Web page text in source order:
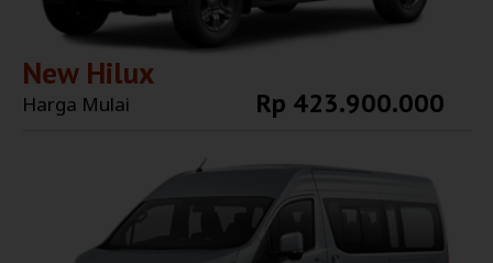
New Hilux
Harga Mulai Rp 423.900.000